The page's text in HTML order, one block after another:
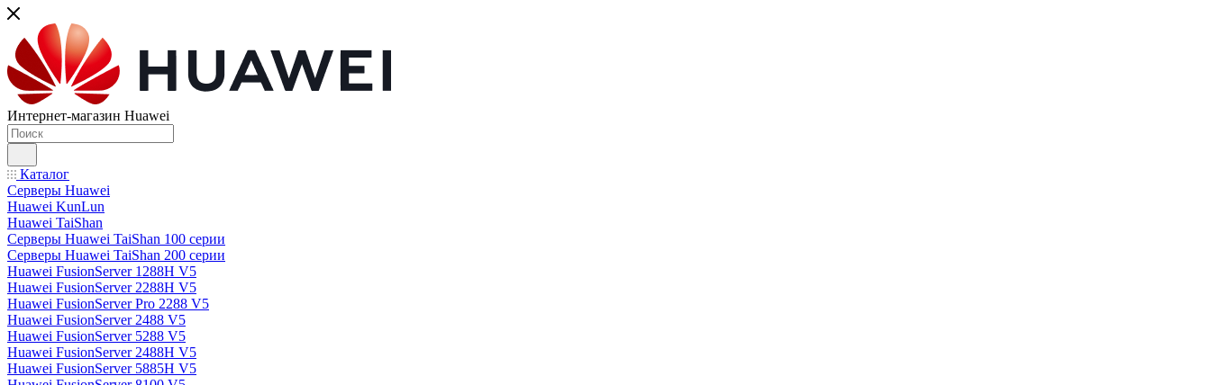
Интернет-магазин Huawei
Каталог
Серверы Huawei
Huawei KunLun
Huawei TaiShan
Серверы Huawei TaiShan 100 серии
Серверы Huawei TaiShan 200 серии
Huawei FusionServer 1288H V5
Huawei FusionServer 2288H V5
Huawei FusionServer Pro 2288 V5
Huawei FusionServer 2488 V5
Huawei FusionServer 5288 V5
Huawei FusionServer 2488H V5
Huawei FusionServer 5885H V5